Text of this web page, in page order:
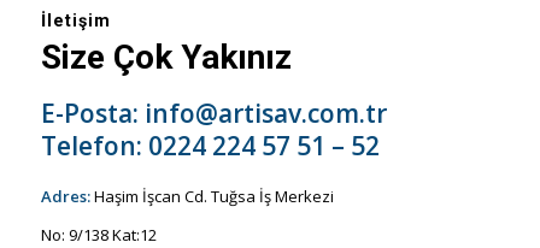
İletişim
Size Çok Yakınız
E-Posta: info@artisav.com.tr
Telefon: 0224 224 57 51 – 52
Adres:Haşim İşcan Cd. Tuğsa İş Merkezi
No: 9/138 Kat:12